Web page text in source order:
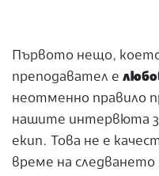
Първото нещо,
преподавател е
неотменно правило
нашите интервюта
екип. Това не е
време на